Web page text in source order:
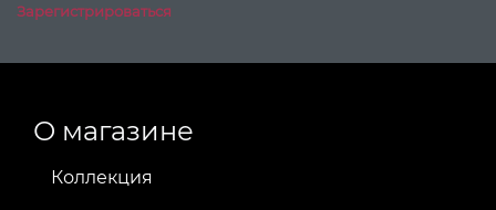
Зарегистрироваться
О магазине
Коллекция